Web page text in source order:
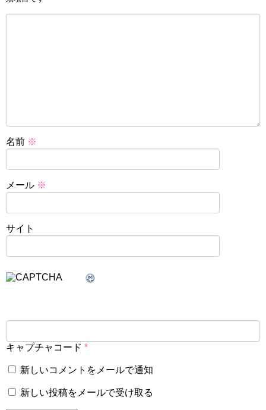
名前 ※
メール ※
サイト
キャプチャコード *
新しいコメントをメールで通知
新しい投稿をメールで受け取る